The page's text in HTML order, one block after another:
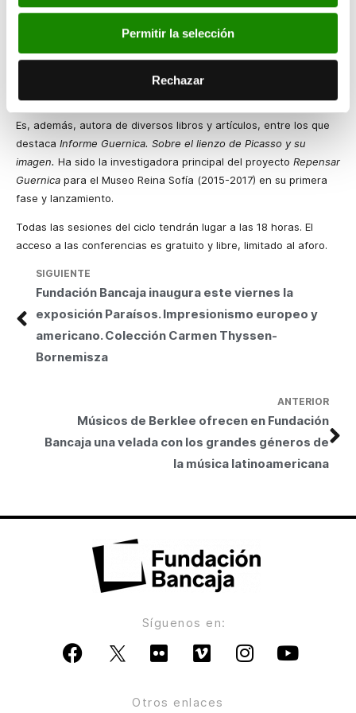
Permitir la selección
Rechazar
Equipo 57.
Rocío Robles es doctora en Historia del Arte por la Universidad
Complutense de Madrid y profesora en el departamento de
además de coordinadora del Máster en Historia del Arte
Es, además, autora de diversos libros y artículos, entre los que
destaca Informe Guernica. Sobre el lienzo de Picasso y su
imagen. Ha sido la investigadora principal del proyecto Repensar
Guernica para el Museo Reina Sofía (2015-2017) en su primera
fase y lanzamiento.
Todas las sesiones del ciclo tendrán lugar a las 18 horas. El
acceso a las conferencias es gratuito y libre, limitado al aforo.
ANTERIOR
Músicos de Berklee ofrecen en Fundación
Bancaja una velada con los grandes géneros de
la música latinoamericana
SIGUIENTE
Fundación Bancaja inaugura este viernes la
exposición Paraísos. Impresionismo europeo y
americano. Colección Carmen Thyssen-
Bornemisza
Síguenos en:
Otros enlaces